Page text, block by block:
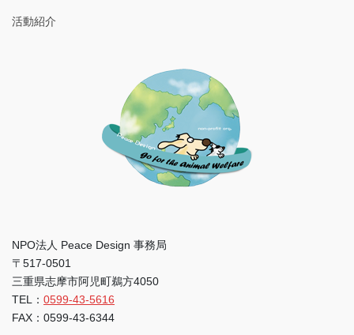
活動紹介
NPO法人 Peace Design 事務局
〒517-0501
三重県志摩市阿児町鵜方4050
TEL： 0599-43-5616
FAX：0599-43-6344